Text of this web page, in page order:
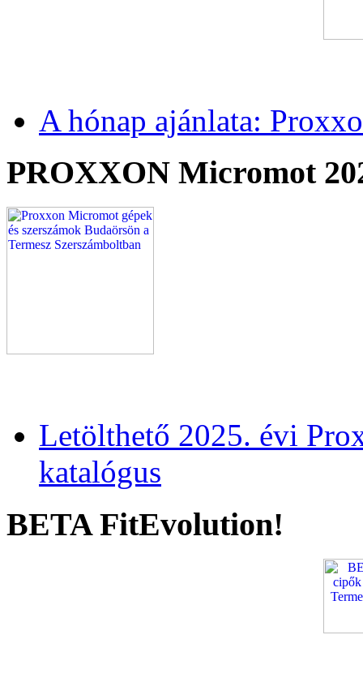
A hónap ajánlata:
PROXXON Micromot
Letölthető 2025. évi
katalógus
BETA FitEvolution!